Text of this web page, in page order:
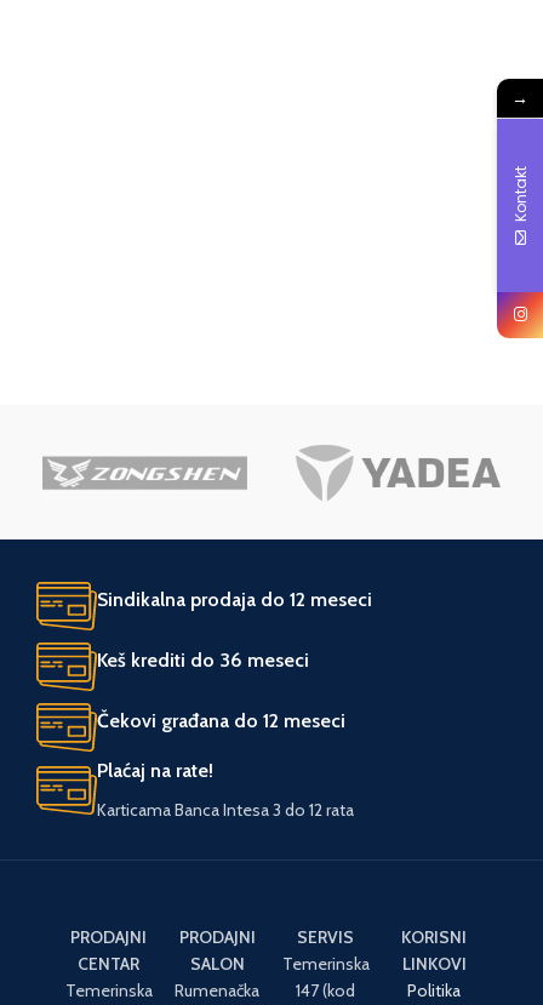
Sindikalna prodaja do 12 meseci
Keš krediti do 36 meseci
Čekovi građana do 12 meseci
Plaćaj na rate!
Karticama Banca Intesa 3 do 12 rata
PRODAJNI
CENTAR
Temerinska
PRODAJNI
SALON
Rumenačka
SERVIS
Temerinska
147 (kod
KORISNI
LINKOVI
Politika
→
Kontakt